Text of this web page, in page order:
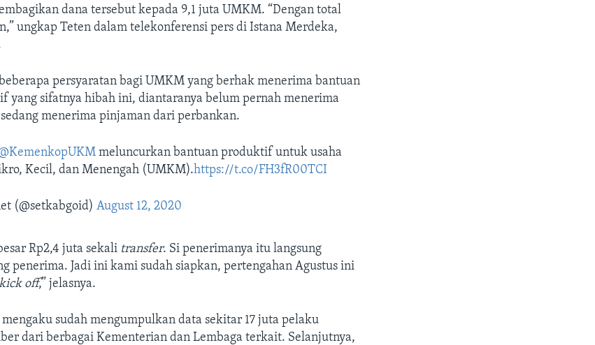
dana tersebut kepada 9,1 juta UMKM. “Dengan total
ungkap Teten dalam telekonferensi pers di Istana Merdeka,
persyaratan bagi UMKM yang berhak menerima bantuan
yang sifatnya hibah ini, diantaranya belum pernah menerima
menerima pinjaman dari perbankan.
meluncurkan bantuan produktif untuk usaha
Kecil, dan Menengah (UMKM).https://t.co/FH3fR00TCI
(@setkabgoid)August 12, 2020
Rp2,4 juta sekali transfer. Si penerimanya itu langsung
penerima. Jadi ini kami sudah siapkan, pertengahan Agustus ini
off,” jelasnya.
sudah mengumpulkan data sekitar 17 juta pelaku
dari berbagai Kementerian dan Lembaga terkait. Selanjutnya,